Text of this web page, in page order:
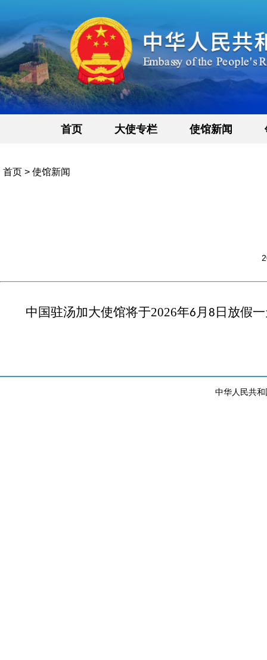
首页 大使专栏 使馆新闻
首页 > 使馆新闻
中国驻汤加大使馆将于2026年6月 8 日放假
中华人民共